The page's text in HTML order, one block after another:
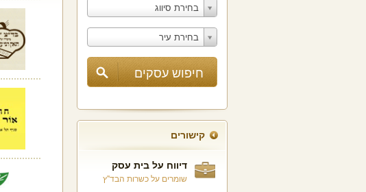
בחירת סיווג
בחירת עיר
קישורים
דיווח על בית עסק
שומרים על כשרות הבד"ץ